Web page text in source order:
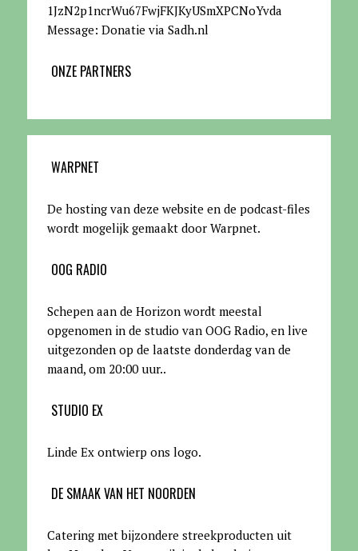
1JzN2p1ncrWu67FwjFKJKyUSmXPCNoYvda
Message: Donatie via Sadh.nl
ONZE PARTNERS
WARPNET
De hosting van deze website en de podcast-files
wordt mogelijk gemaakt door Warpnet.
OOG RADIO
Schepen aan de Horizon wordt meestal
opgenomen in de studio van OOG Radio, en live
uitgezonden op de laatste donderdag van de
maand, om 20:00 uur..
STUDIO EX
Linde Ex ontwierp ons logo.
DE SMAAK VAN HET NOORDEN
Catering met bijzondere streekproducten uit